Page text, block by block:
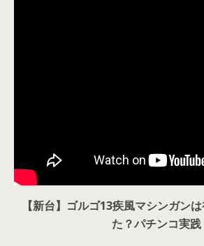
【新台】ゴルゴ13疾風マシンガン
た？パチンコ実践